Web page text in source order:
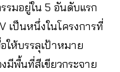
รมอยู่ใน 5 อันดับแรก
เป็นหนึ่งในโครงการที่
ให้บรรลุเป้าหมาย
มีพื้นที่สีเขียวกระจาย